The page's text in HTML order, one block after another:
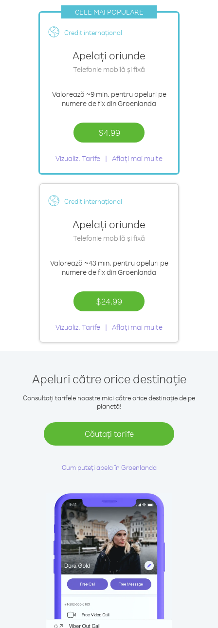
CELE MAI POPULARE
Credit internațional
Apelați oriunde
Telefonie mobilă și fixă
Valorează ~9 min. pentru apeluri pe
numere de fix din Groenlanda
$4.99
Vizualiz. Tarife Aflați mai multe
Credit internațional
Apelați oriunde
Telefonie mobilă și fixă
Valorează ~43 min. pentru apeluri pe
numere de fix din Groenlanda
$24.99
Vizualiz. Tarife Aflați mai multe
Apeluri către orice destinație
Consultați tarifele noastre mici către orice destinație de pe
planetă!
Căutați tarife
Cum puteți apela în Groenlanda